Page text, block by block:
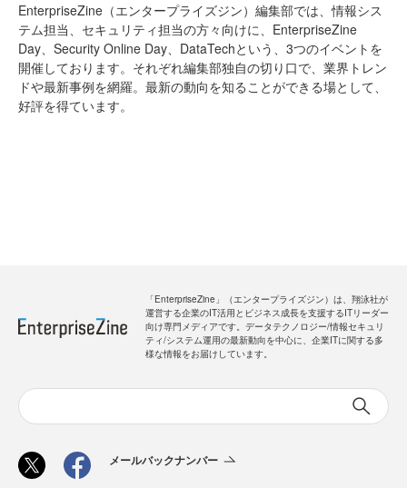
EnterpriseZine（エンタープライズジン）編集部では、情報シス
テム担当、セキュリティ担当の方々向けに、EnterpriseZine
Day、Security Online Day、DataTechという、3つのイベントを
開催しております。それぞれ編集部独自の切り口で、業界トレン
ドや最新事例を網羅。最新の動向を知ることができる場として、
好評を得ています。
「EnterpriseZine」（エンタープライズジン）は、翔泳社が
運営する企業のIT活用とビジネス成長を支援するITリーダー
向け専門メディアです。データテクノロジー/情報セキュリ
ティ/システム運用の最新動向を中心に、企業ITに関する多
様な情報をお届けしています。
メールバックナンバー